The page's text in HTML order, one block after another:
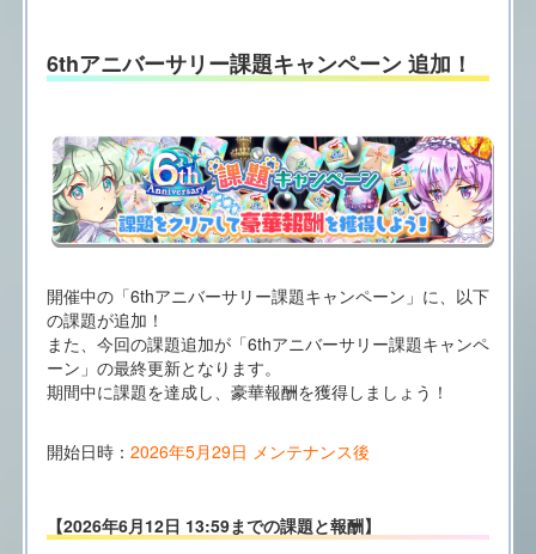
6thアニバーサリー課題キャンペーン 追加！
開催中の「6thアニバーサリー課題キャンペーン」に、以下
の課題が追加！
また、今回の課題追加が「6thアニバーサリー課題キャンペ
ーン」の最終更新となります。
期間中に課題を達成し、豪華報酬を獲得しましょう！
開始日時： 2026年5月29日 メンテナンス後
【2026年6月12日 13:59までの課題と報酬】